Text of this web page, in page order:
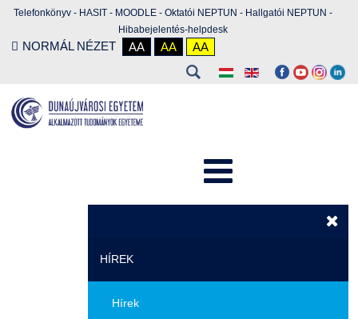
Telefonkönyv - HASIT - MOODLE - Oktatói NEPTUN - Hallgatói NEPTUN -
Hibabejelentés-helpdesk
NORMÁL NÉZET AA AA AA
HÍREK
Hírek